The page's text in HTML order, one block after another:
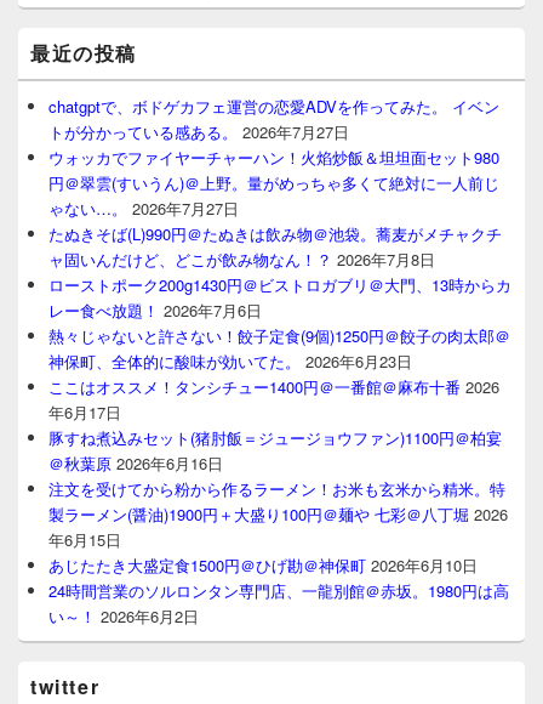
最近の投稿
chatgptで、ボドゲカフェ運営の恋愛ADVを作ってみた。 イベン
トが分かっている感ある。
2026年7月27日
ウォッカでファイヤーチャーハン！火焰炒飯＆坦坦面セット980
円＠翠雲(すいうん)＠上野。量がめっちゃ多くて絶対に一人前じ
ゃない…。
2026年7月27日
たぬきそば(L)990円＠たぬきは飲み物＠池袋。蕎麦がメチャクチ
ャ固いんだけど、どこが飲み物なん！？ 2026年7月8日
ローストポーク200g1430円＠ビストロガブリ＠大門、13時からカ
レー食べ放題！ 2026年7月6日
熱々じゃないと許さない！餃子定食(9個)1250円＠餃子の肉太郎＠
神保町、全体的に酸味が効いてた。
2026年6月23日
ここはオススメ！タンシチュー1400円＠一番館＠麻布十番 2026
年6月17日
豚すね煮込みセット(猪肘飯＝ジュージョウファン)1100円＠柏宴
＠秋葉原 2026年6月16日
注文を受けてから粉から作るラーメン！お米も玄米から精米。特
製ラーメン(醤油)1900円＋大盛り100円＠麺や 七彩＠八丁堀 2026
年6月15日
あじたたき大盛定食1500円＠ひげ勘＠神保町 2026年6月10日
24時間営業のソルロンタン専門店、一龍別館＠赤坂。1980円は高
い～！ 2026年6月2日
twitter